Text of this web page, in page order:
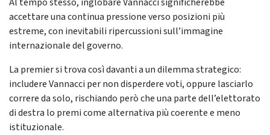
accettare una continua pressione verso posizioni più
estreme, con inevitabili ripercussioni sull’immagine
internazionale del governo.
La premier si trova così davanti a un dilemma strategico:
includere Vannacci per non disperdere voti, oppure lasciarlo
correre da solo, rischiando però che una parte dell’elettorato
di destra lo premi come alternativa più coerente e meno
istituzionale.